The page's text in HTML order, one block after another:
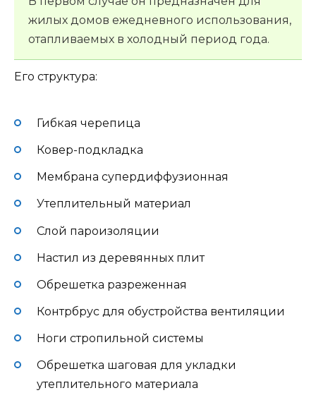
жилых домов ежедневного использования,
отапливаемых в холодный период года.
Его структура:
Гибкая черепица
Ковер-подкладка
Мембрана супердиффузионная
Утеплительный материал
Слой пароизоляции
Настил из деревянных плит
Обрешетка разреженная
Контрбрус для обустройства вентиляции
Ноги стропильной системы
Обрешетка шаговая для укладки
утеплительного материала